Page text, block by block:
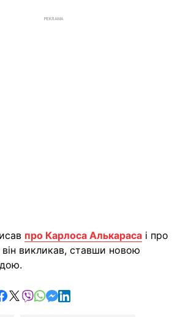
РЕКЛАМА
про Карлоса Алькараса і про
викликав, ставши новою
у Telegram
поділитись у Facebook
поділитись у X
відправити у Viber
відправити у Whatsapp
відправити у Messenger
відправити у LinkedIn